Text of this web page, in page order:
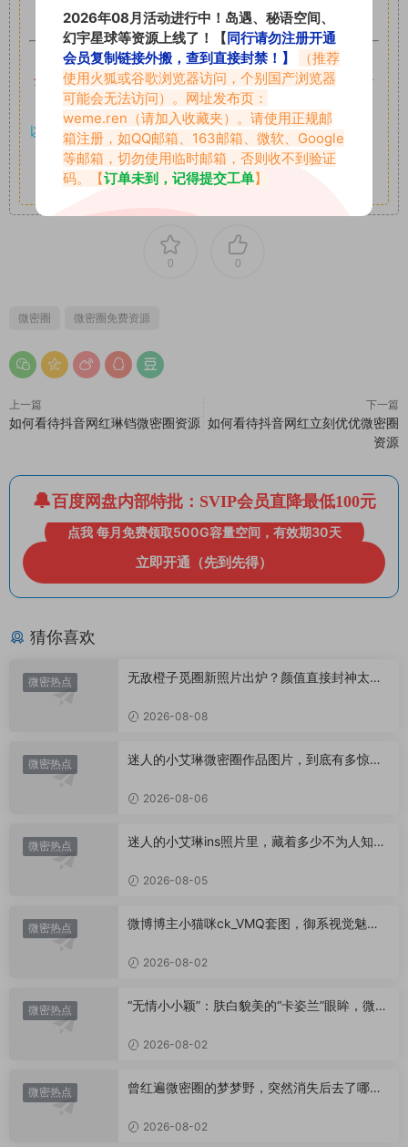
可,禁止用于任何商业途径！请在下载24小时内删除！
如果遇到付费才可获取的素材，建议升级对应的VIP。
全站付费素材可提供补档服务“均有备份”，素材以主流网盘分
享。
以7z、7z分卷格式压缩，解压应下载对应的软件操作，
7-zip；安卓：zarchiver；苹果：解压专家
其它更多疑问请查看站内帮助中心！
0 0
微密圈 微密圈免费资源
上一篇
如何看待抖音网红琳铛微密圈资源
下一篇
如何看待抖音网红立刻优优微密圈
资源
百度网盘内部特批：SVIP会员直降最低100元
点我 每月免费领取500G容量空间，有效期30天
立即开通（先到先得）
猜你喜欢
微密热点
无敌橙子觅圈新照片出炉？颜值直接封神太惊
2026-08-08
微密热点
迷人的小艾琳微密圈作品图片，到底有多惊
2026-08-06
微密热点
迷人的小艾琳ins照片里，藏着多少不为人知的
2026-08-05
微密热点
微博博主小猫咪ck_VMQ套图，御系视觉魅力
2026-08-02
微密热点
“无情小小颖”：肤白貌美的“卡姿兰”眼眸，微密
2026-08-02
微密热点
曾红遍微密圈的梦梦野，突然消失后去了哪
2026-08-02
2026年08月活动进行中！岛遇、秘语空间、
幻宇星球等资源上线了！【同行请勿注册开通
会员复制链接外搬，查到直接封禁！】
（推荐
使用火狐或谷歌浏览器访问，个别国产浏览器
可能会无法访问）。网址发布页：
weme.ren （请加入收藏夹）。请使用正规邮
箱注册，如QQ邮箱、163邮箱、微软、Google
等邮箱，切勿使用临时邮箱，否则收不到验证
码。【订单未到，记得提交工单】